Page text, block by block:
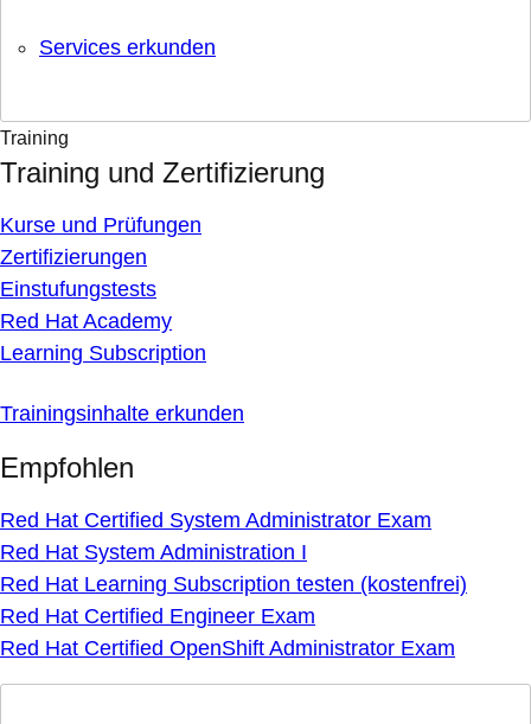
Services erkunden
Training
Training und Zertifizierung
Kurse und Prüfungen
Zertifizierungen
Einstufungstests
Red Hat Academy
Learning Subscription
Trainingsinhalte erkunden
Empfohlen
Red Hat Certified System Administrator Exam
Red Hat System Administration I
Red Hat Learning Subscription testen (kostenfrei)
Red Hat Certified Engineer Exam
Red Hat Certified OpenShift Administrator Exam